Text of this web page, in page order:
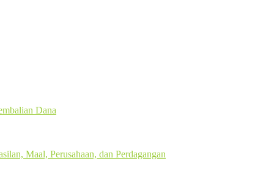
Dana
Maal, Perusahaan, dan Perdagangan